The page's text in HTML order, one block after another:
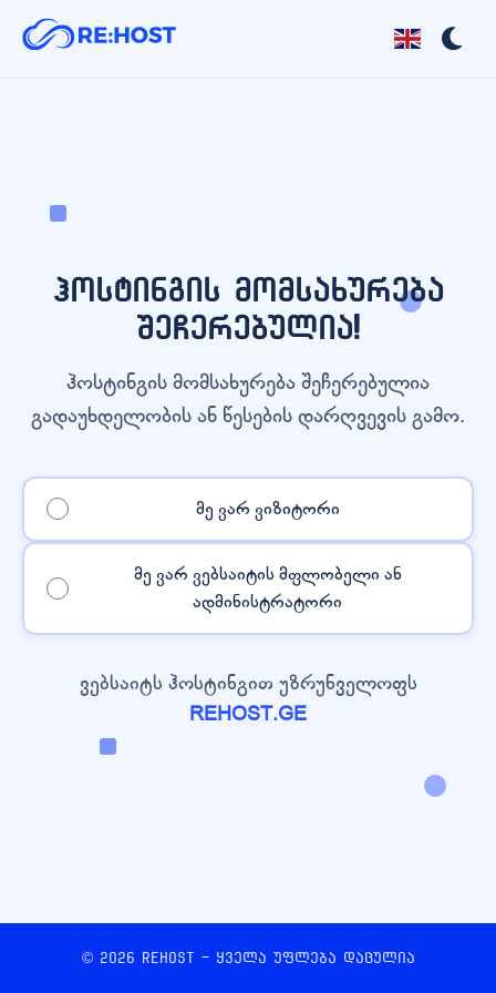
ჰოსტინგის მომსახურება
შეჩერებულია!
ჰოსტინგის მომსახურება შეჩერებულია
გადაუხდელობის ან წესების დარღვევის გამო.
მე ვარ ვიზიტორი
მე ვარ ვებსაიტის მფლობელი ან
ადმინისტრატორი
ვებსაიტს ჰოსტინგით უზრუნველოფს
REHOST.GE
© 2026 REHOST - ყველა უფლება დაცულია